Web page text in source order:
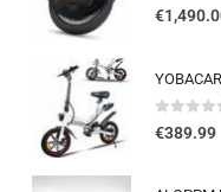
0out of
€
0out of 5
€389.99